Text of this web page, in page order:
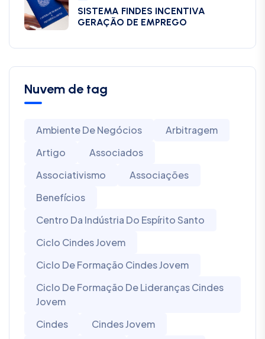
SISTEMA FINDES INCENTIVA
GERAÇÃO DE EMPREGO
Nuvem de tag
Ambiente De Negócios
Arbitragem
Artigo
Associados
Associativismo
Associações
Benefícios
Centro Da Indústria Do Espírito Santo
Ciclo Cindes Jovem
Ciclo De Formação Cindes Jovem
Ciclo De Formação De Lideranças Cindes
Jovem
Cindes
Cindes Jovem